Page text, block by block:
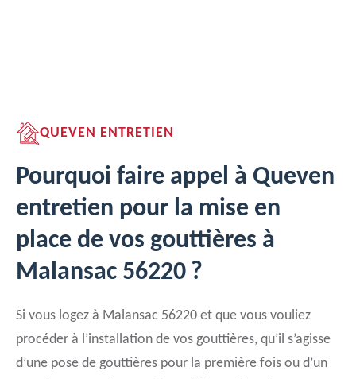
QUEVEN ENTRETIEN
Pourquoi faire appel à Queven
entretien pour la mise en
place de vos gouttières à
Malansac 56220 ?
Si vous logez à Malansac 56220 et que vous vouliez
procéder à l’installation de vos gouttières, qu’il s’agisse
d’une pose de gouttières pour la première fois ou d’un